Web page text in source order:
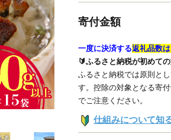
寄付金額
一度に決済する返礼品数
🔰ふるさと納税が初めて
ふるさと納税では原則と
す。控除の対象となる寄
でご注意ください。
仕組みについて知